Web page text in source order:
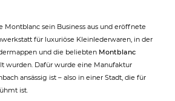
Montblanc sein Business aus und eröffnete
für luxuriöse Kleinlederwaren, in der
und die beliebten Montblanc
wurden. Dafür wurde eine Manufaktur
ansässig ist – also in einer Stadt, die für
ist.